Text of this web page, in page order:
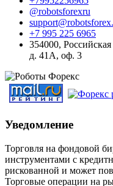
@robotsforexru
+7 995 225 6965
354000,
д. 41А, оф. 3
Уведомление
Торговля на фондовой
инструментами с
рискованной и может
Торговые операции на